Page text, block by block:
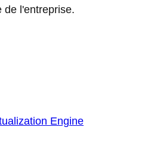
de l'entreprise.
Engine